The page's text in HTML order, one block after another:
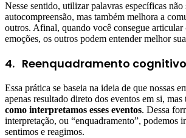
Nesse sentido, utilizar palavras específicas não
autocompreensão, mas também melhora a
outros. Afinal, quando você consegue articular
emoções, os outros podem entender melhor
4. Reenquadramento cognitivo
Essa prática se baseia na ideia de que nossas
apenas resultado direto dos eventos em si, mas
como interpretamos esses eventos. Dessa
interpretação, ou “enquadramento”, podemos
sentimos e reagimos.